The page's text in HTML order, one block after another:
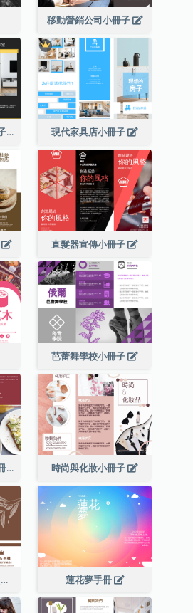
移動營銷公司小冊子
時尚室內工作室小冊子 現代家具店小冊子
直髮器宣傳小冊子
芭蕾舞學校小冊子
健康飲食推廣食肆小冊子 時尚與化妝小冊子
有機護膚產品小冊子(附詳細信息) 蓮花夢手冊